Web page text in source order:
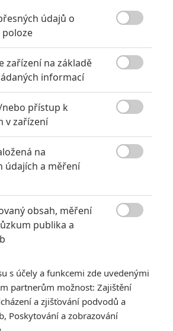
za částku blížící se milionu dolarů.
Peter Gaffney
, takže je patrné, že
námět.
Loch Ness Horror: Lochneska
hluboko do hor, kde lavina uvolní z ledu
a jeho dceru čeká boj o přežití proti
který dokáže splynout se sněhem.
jednou ze světových variací legend o
Americe mají Bigfoota, další
v Japonsku a v řadě dalších kulturu.
s Himálajemi. Příběhy o opičích
šerpského folkloru a různých
už si pověrčivost nebo záměrné
životem.
, který produkoval řadu hororů,
údajů o
poloze
zařízení na základě
informací
nebo přístup k
v zařízení
na
údajích a měření
obsah, měření
publika a
s účely a funkcemi zde uvedenými
partnerům možnost: Zajištění
a zjišťování podvodů a
Poskytování a zobrazování